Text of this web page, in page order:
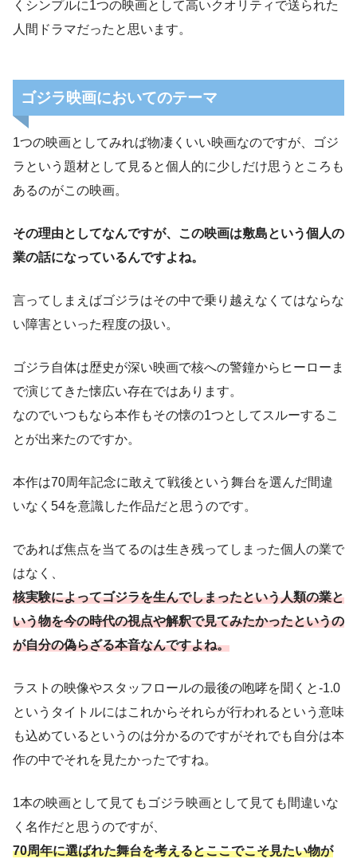
くシンプルに1つの映画として高いクオリティで送られた
人間ドラマだったと思います。
ゴジラ映画においてのテーマ
1つの映画としてみれば物凄くいい映画なのですが、ゴジ
ラという題材として見ると個人的に少しだけ思うところも
あるのがこの映画。
その理由としてなんですが、この映画は敷島という個人の
業の話になっているんですよね。
言ってしまえばゴジラはその中で乗り越えなくてはならな
い障害といった程度の扱い。
ゴジラ自体は歴史が深い映画で核への警鐘からヒーローま
で演じてきた懐広い存在ではあります。
なのでいつもなら本作もその懐の1つとしてスルーするこ
とが出来たのですか。
本作は70周年記念に敢えて戦後という舞台を選んだ間違
いなく54を意識した作品だと思うのです。
であれば焦点を当てるのは生き残ってしまった個人の業で
はなく、
核実験によってゴジラを生んでしまったという人類の業と
いう物を今の時代の視点や解釈で見てみたかったというの
が自分の偽らざる本音なんですよね。
ラストの映像やスタッフロールの最後の咆哮を聞くと-1.0
というタイトルにはこれからそれらが行われるという意味
も込めているというのは分かるのですがそれでも自分は本
作の中でそれを見たかったですね。
1本の映画として見てもゴジラ映画として見ても間違いな
く名作だと思うのですが、
70周年に選ばれた舞台を考えるとここでこそ見たい物が